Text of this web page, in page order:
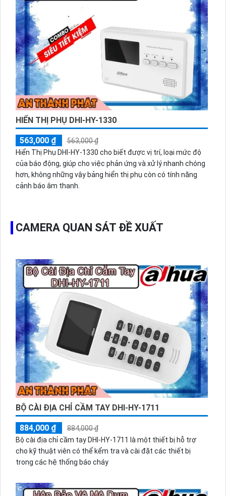
HIỂN THỊ PHỤ DHI-HY-1330
563,000 ₫
563,000 ₫
Hiển Thị Phụ DHI-HY-1330 cho biết được vị trí, loại mức độ
của báo động, giúp cho việc phản ứng và xử lý nhanh chóng
hơn, không những vậy bảng hiển thị phụ còn có tính năng
cảnh báo âm thanh.
CAMERA QUAN SÁT ĐỀ XUẤT
BỘ CÀI ĐỊA CHỈ CẦM TAY DHI-HY-1711
884,000 ₫
884,000 ₫
Bộ cài địa chỉ cầm tay DHI-HY-1711 là một thiết bị hỗ trợ
cho kỹ thuật viên có thể kểm tra và cài đặt các thiết bị
trong các hệ thống báo cháy